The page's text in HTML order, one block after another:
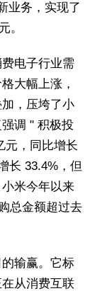
业务，实现了
。
电子行业需
大幅上涨，
，压垮了小
调 " 积极投
元，同比增长
长 33.4%，但
米今年以来
总金额超过去
输赢。它标
从消费互联